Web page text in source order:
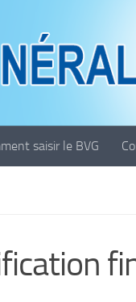
saisir le BVG